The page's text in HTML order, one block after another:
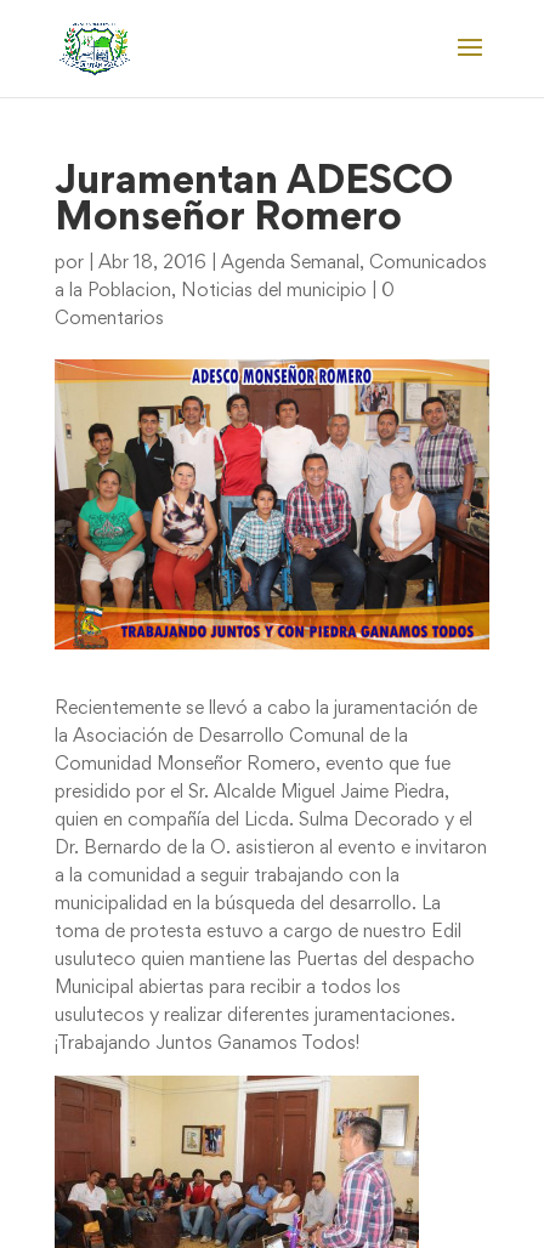
Juramentan ADESCO
Monseñor Romero
por Abr 18, 2016 Agenda Semanal , Comunicados
a la Poblacion, Noticias del municipio
0
Comentarios
Recientemente se llevó a cabo la juramentación de
la Asociación de Desarrollo Comunal de la
Comunidad Monseñor Romero, evento que fue
presidido por el Sr. Alcalde Miguel Jaime Piedra,
quien en compañía del Licda. Sulma Decorado y el
Dr. Bernardo de la O. asistieron al evento e invitaron
a la comunidad a seguir trabajando con la
municipalidad en la búsqueda del desarrollo. La
toma de protesta estuvo a cargo de nuestro Edil
usuluteco quien mantiene las Puertas del despacho
Municipal abiertas para recibir a todos los
usulutecos y realizar diferentes juramentaciones.
¡Trabajando Juntos Ganamos Todos!